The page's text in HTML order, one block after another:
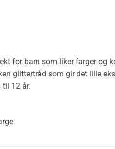
for barn som liker farger og
glittertråd som gir det lille
til 12 år.